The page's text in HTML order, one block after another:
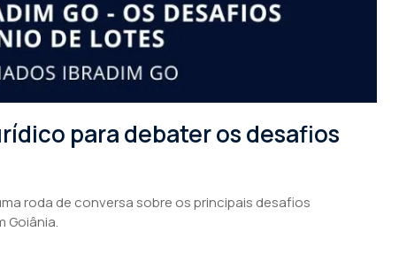
para debater os desafios
roda de conversa sobre os principais desafios
Goiânia.